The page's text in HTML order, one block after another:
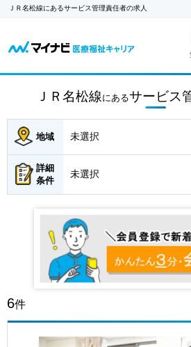
ＪＲ名松線にあるサービス管理責任者の求人
ＪＲ名松線 にあるサービス
地域 未選択
詳細
条件
未選択
6件